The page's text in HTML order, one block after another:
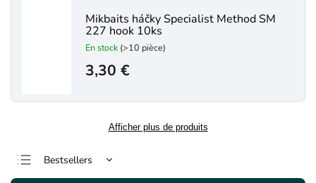
Mikbaits háčky Specialist Method SM
227 hook 10ks
En stock (>10 pièce)
3,30 €
Afficher plus de produits
Bestsellers